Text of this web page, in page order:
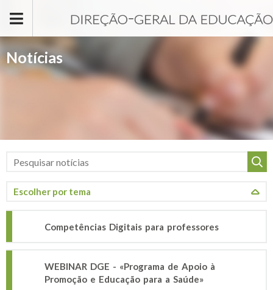
Notícias
Competências Digitais para professores
WEBINAR DGE - «Programa de Apoio à
Promoção e Educação para a Saúde»